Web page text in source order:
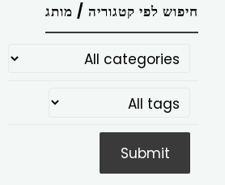
חיפוש לפי קטגוריה / מותג